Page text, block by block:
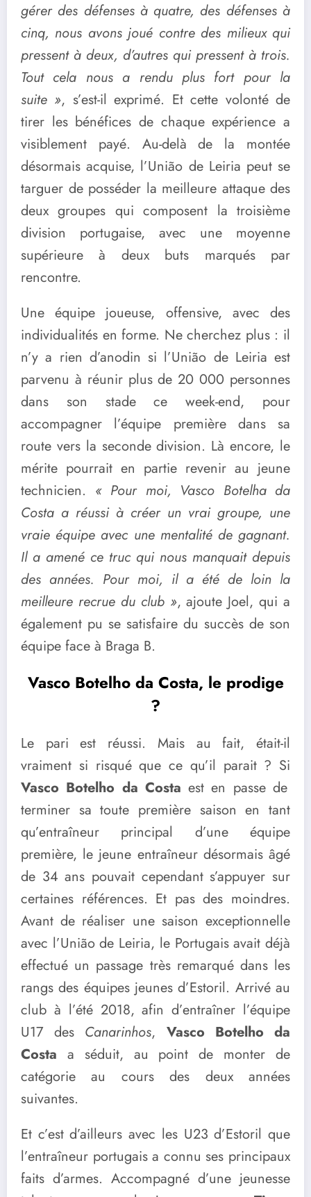
gérer des défenses à quatre, des défenses à
cinq, nous avons joué contre des milieux qui
pressent à deux, d’autres qui pressent à trois.
Tout cela nous a rendu plus fort pour la
suite », s’est-il exprimé. Et cette volonté de
tirer les bénéfices de chaque expérience a
visiblement payé. Au-delà de la montée
désormais acquise, l’União de Leiria peut se
targuer de posséder la meilleure attaque des
deux groupes qui composent la troisième
division portugaise, avec une moyenne
supérieure à deux buts marqués par
rencontre.
Une équipe joueuse, offensive, avec des
individualités en forme. Ne cherchez plus : il
n’y a rien d’anodin si l’União de Leiria est
parvenu à réunir plus de 20 000 personnes
dans son stade ce week-end, pour
accompagner l’équipe première dans sa
route vers la seconde division. Là encore, le
mérite pourrait en partie revenir au jeune
technicien. « Pour moi, Vasco Botelha da
Costa a réussi à créer un vrai groupe, une
vraie équipe avec une mentalité de gagnant.
Il a amené ce truc qui nous manquait depuis
des années. Pour moi, il a été de loin la
meilleure recrue du club », ajoute Joel, qui a
également pu se satisfaire du succès de son
équipe face à Braga B.
Vasco Botelho da Costa, le prodige
?
Le pari est réussi. Mais au fait, était-il
vraiment si risqué que ce qu’il parait ? Si
Vasco Botelho da Costa est en passe de
terminer sa toute première saison en tant
qu’entraîneur principal d’une équipe
première, le jeune entraîneur désormais âgé
de 34 ans pouvait cependant s’appuyer sur
certaines références. Et pas des moindres.
Avant de réaliser une saison exceptionnelle
avec l’União de Leiria, le Portugais avait déjà
effectué un passage très remarqué dans les
rangs des équipes jeunes d’Estoril. Arrivé au
club à l’été 2018, afin d’entraîner l’équipe
U17 des Canarinhos, Vasco Botelho da
Costa a séduit, au point de monter de
catégorie au cours des deux années
suivantes.
Et c’est d’ailleurs avec les U23 d’Estoril que
l’entraîneur portugais a connu ses principaux
faits d’armes. Accompagné d’une jeunesse